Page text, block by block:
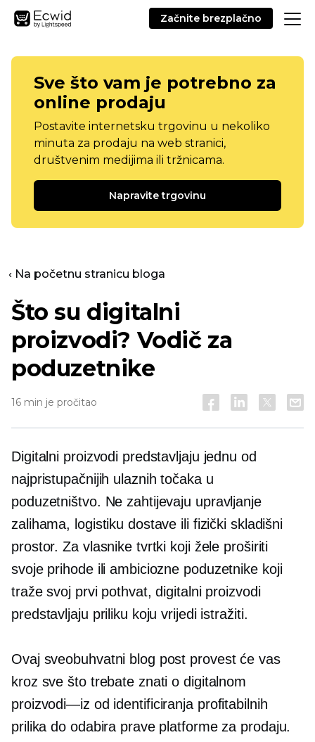
Začnite brezplačno
Sve što vam je potrebno za
online prodaju
Postavite internetsku trgovinu u nekoliko
minuta za prodaju na web stranici,
društvenim medijima ili tržnicama.
Napravite trgovinu
‹ Na početnu stranicu bloga
Što su digitalni
proizvodi? Vodič za
poduzetnike
16 min je pročitao
Digitalni proizvodi predstavljaju jednu od
najpristupačnijih ulaznih točaka u
poduzetništvo. Ne zahtijevaju upravljanje
zalihama, logistiku dostave ili fizički skladišni
prostor. Za vlasnike tvrtki koji žele proširiti
svoje prihode ili ambiciozne poduzetnike koji
traže svoj prvi pothvat, digitalni proizvodi
predstavljaju priliku koju vrijedi istražiti.
Ovaj sveobuhvatni blog post provest će vas
kroz sve što trebate znati o digitalnom
proizvodi—iz od identificiranja profitabilnih
prilika do odabira prave platforme za prodaju.